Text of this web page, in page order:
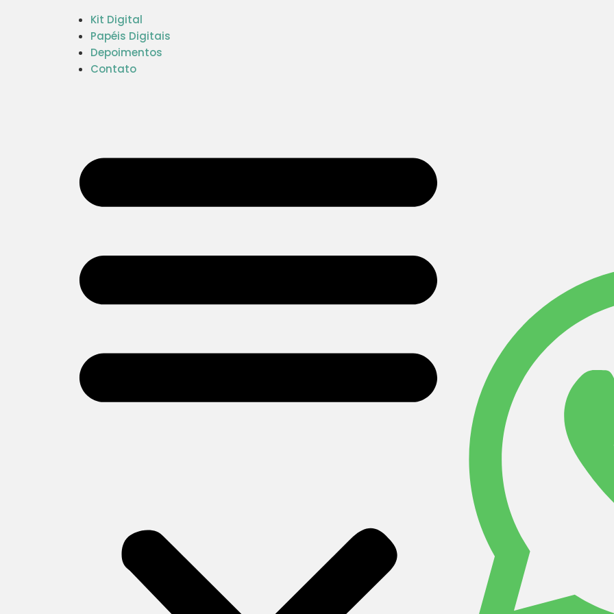
Kit Digital
Papéis Digitais
Depoimentos
Contato